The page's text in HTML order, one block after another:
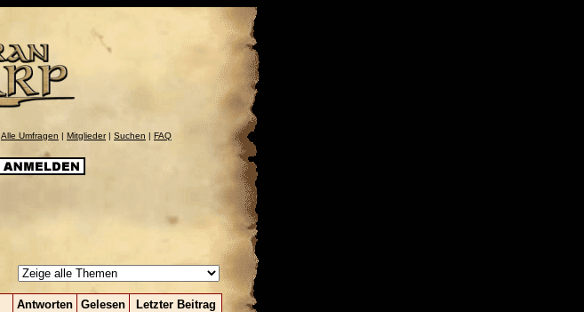
Alle Umfragen | Mitglieder| Suchen | FAQ
Antworten Gelesen Letzter Beitrag